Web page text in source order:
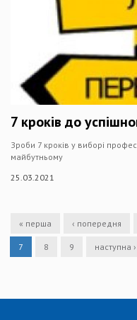
7 кроків до
Зроби 7 кроків у виборі
майбутньому
25.03.2021
« перша ‹ попередня
7 8 9 наступна ›